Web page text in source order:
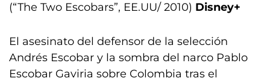
(“The Two Escobars”, EE.UU/ 2010) Disney+
El asesinato del defensor de la selección
Andrés Escobar y la sombra del narco Pablo
Escobar Gaviria sobre Colombia tras el